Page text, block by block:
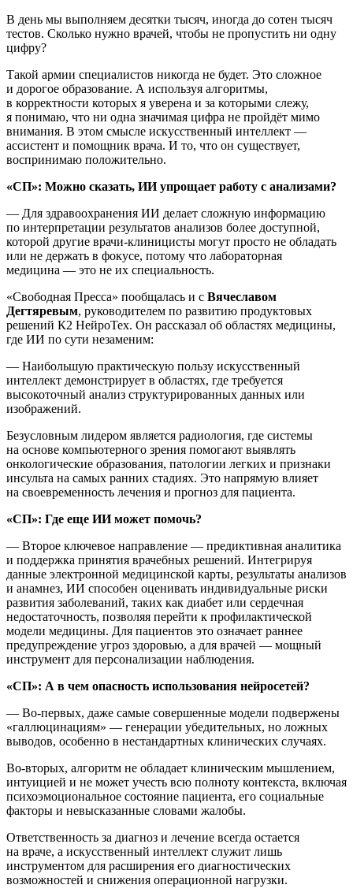
В день мы выполняем десятки тысяч, иногда до сотен тысяч
тестов. Сколько нужно врачей, чтобы не пропустить ни одну
цифру?
Такой армии специалистов никогда не будет. Это сложное
и дорогое образование. А используя алгоритмы,
в корректности которых я уверена и за которыми слежу,
я понимаю, что ни одна значимая цифра не пройдёт мимо
внимания. В этом смысле искусственный интеллект —
ассистент и помощник врача. И то, что он существует,
воспринимаю положительно.
«СП»: Можно сказать, ИИ упрощает работу с анализами?
— Для здравоохранения ИИ делает сложную информацию
по интерпретации результатов анализов более доступной,
которой другие врачи-клиницисты могут просто не обладать
или не держать в фокусе, потому что лабораторная
медицина — это не их специальность.
«Свободная Пресса» пообщалась и с Вячеславом
Дегтяревым, руководителем по развитию продуктовых
решений К2 НейроТех. Он рассказал об областях медицины,
где ИИ по сути незаменим:
— Наибольшую практическую пользу искусственный
интеллект демонстрирует в областях, где требуется
высокоточный анализ структурированных данных или
изображений.
Безусловным лидером является радиология, где системы
на основе компьютерного зрения помогают выявлять
онкологические образования, патологии легких и признаки
инсульта на самых ранних стадиях. Это напрямую влияет
на своевременность лечения и прогноз для пациента.
«СП»: Где еще ИИ может помочь?
— Второе ключевое направление — предиктивная аналитика
и поддержка принятия врачебных решений. Интегрируя
данные электронной медицинской карты, результаты анализов
и анамнез, ИИ способен оценивать индивидуальные риски
развития заболеваний, таких как диабет или сердечная
недостаточность, позволяя перейти к профилактической
модели медицины. Для пациентов это означает раннее
предупреждение угроз здоровью, а для врачей — мощный
инструмент для персонализации наблюдения.
«СП»: А в чем опасность использования нейросетей?
— Во-первых, даже самые совершенные модели подвержены
«галлюцинациям» — генерации убедительных, но ложных
выводов, особенно в нестандартных клинических случаях.
Во-вторых, алгоритм не обладает клиническим мышлением,
интуицией и не может учесть всю полноту контекста, включая
психоэмоциональное состояние пациента, его социальные
факторы и невысказанные словами жалобы.
Ответственность за диагноз и лечение всегда остается
на враче, а искусственный интеллект служит лишь
инструментом для расширения его диагностических
возможностей и снижения операционной нагрузки.